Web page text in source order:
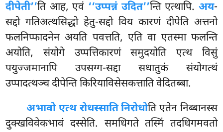
दीपेती’’ति आह, एवं ‘‘उप्पन्नं उदित’’न्ति एत्थापि. अय-
सद्दो गतिअत्थसिद्धो हेतु-सद्दो विय कारणं दीपेति अत्तनो
फलनिप्फादनेन अयति पवत्तति, एति वा एतस्मा फलन्ति
अयोति, संयोगे उप्पत्तिकारणं समुदयोति एत्थ विसुं
पयुज्जमानापि उपसग्ग-सद्दा सधातुकं संयोगत्थं
उप्पादत्थञ्च दीपेन्ति किरियाविसेसकत्ताति वेदितब्बा.
अभावो एत्थ रोधस्साति निरोधोति एतेन निब्बानस्स
दुक्खविवेकभावं दस्सेति. समधिगते तस्मिं तदधिगमवतो